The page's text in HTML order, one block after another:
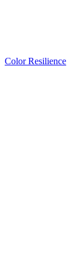
Color Resilience